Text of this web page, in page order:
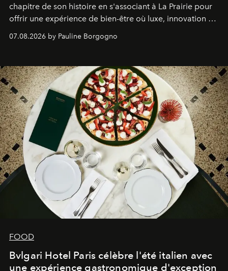
chapitre de son histoire en s'associant à La Prairie pour
offrir une expérience de bien-être où luxe, innovation et
expertise se rencontrent.
07.08.2026 by Pauline Borgogno
FOOD
Bvlgari Hotel Paris célèbre l'été italien avec
une expérience gastronomique d'exception